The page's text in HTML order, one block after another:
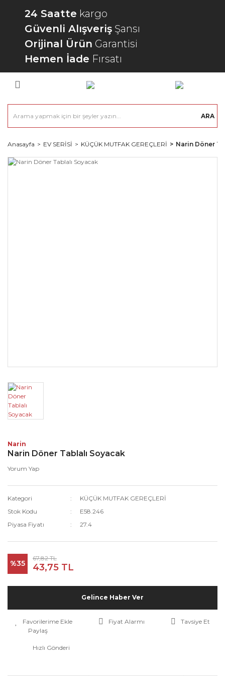
24 Saatte kargo
Güvenli Alışveriş Şansı
Orijinal Ürün Garantisi
Hemen İade Fırsatı
ARA
Anasayfa EV SERİSİ KÜÇÜK MUTFAK GEREÇLERİ Narin Döner
Narin
Narin Döner Tablalı Soyacak
Yorum Yap
Kategori
KÜÇÜK MUTFAK GEREÇLERİ
Stok Kodu
E58.246
Piyasa Fiyatı
27.4
%35
67,82 TL
43,75 TL
Gelince Haber Ver
Fiyat Alarmı
Tavsiye Et
Paylaş
Hızlı Gönderi